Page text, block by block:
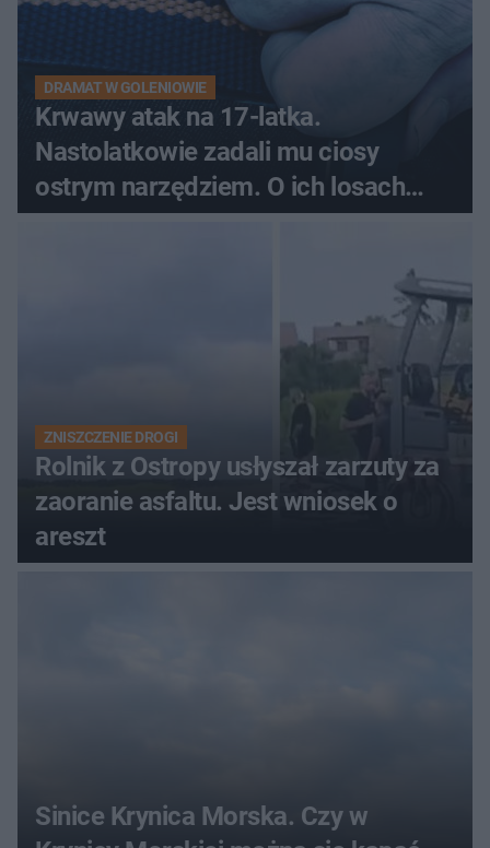
DRAMAT W GOLENIOWIE
Krwawy atak na 17-latka.
Nastolatkowie zadali mu ciosy
ostrym narzędziem. O ich losach
zdecyduje sąd rodzinny
ZNISZCZENIE DROGI
Rolnik z Ostropy usłyszał zarzuty za
zaoranie asfaltu. Jest wniosek o
areszt
Sinice Krynica Morska. Czy w